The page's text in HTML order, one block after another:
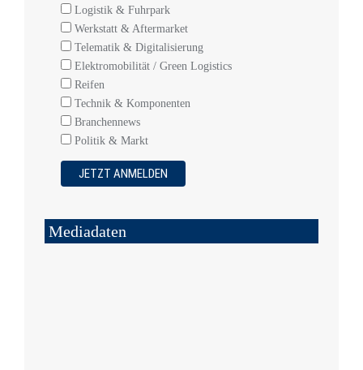
Logistik & Fuhrpark
Werkstatt & Aftermarket
Telematik & Digitalisierung
Elektromobilität / Green Logistics
Reifen
Technik & Komponenten
Branchennews
Politik & Markt
Mediadaten